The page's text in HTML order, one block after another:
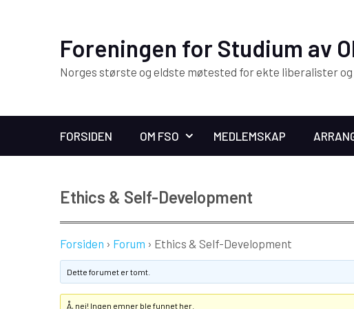
Foreningen for Studium av
Norges største og eldste møtested for ekte liberalister
FORSIDEN OM FSO MEDLEMSKAP
Ethics & Self-Development
Forsiden › Forum › Ethics & Self-Development
Dette forumet er tomt.
Å, nei! Ingen emner ble funnet her.